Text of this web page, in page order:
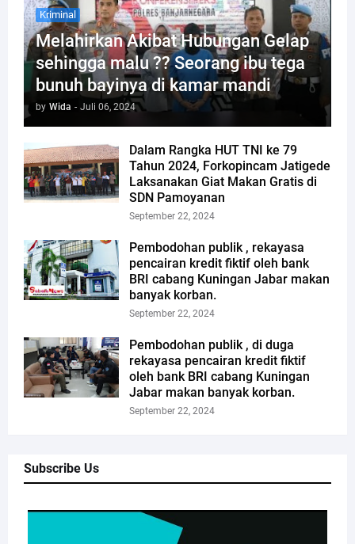
Kriminal
Melahirkan Akibat Hubungan Gelap
sehingga malu ?? Seorang ibu tega
bunuh bayinya di kamar mandi
by Wida - Juli 06, 2024
Dalam Rangka HUT TNI ke 79
Tahun 2024, Forkopincam Jatigede
Laksanakan Giat Makan Gratis di
SDN Pamoyanan
September 22, 2024
Pembodohan publik , rekayasa
pencairan kredit fiktif oleh bank
BRI cabang Kuningan Jabar makan
banyak korban.
September 22, 2024
Pembodohan publik , di duga
rekayasa pencairan kredit fiktif
oleh bank BRI cabang Kuningan
Jabar makan banyak korban.
September 22, 2024
Subscribe Us